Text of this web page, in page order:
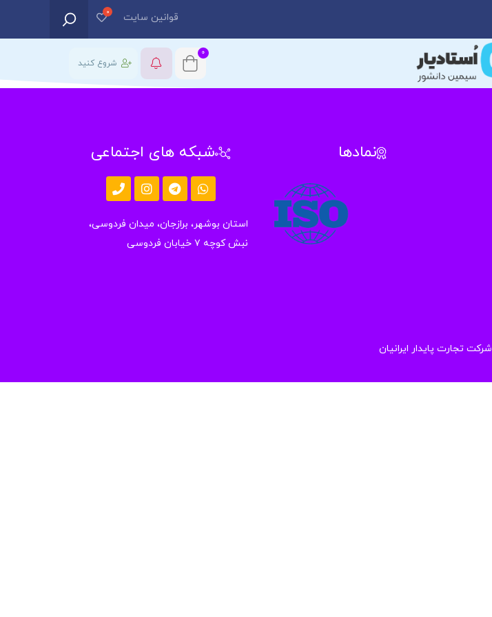
قوانین سایت
0
شروع کنید
نمادها شبکه های اجتماعی
استان بوشهر، برازجان، میدان فردوسی،
نبش کوچه ۷ خیابان فردوسی
شرکت تجارت پایدار ایرانیان